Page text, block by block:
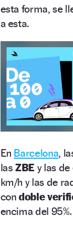
esta forma, se
a esta.
En Barcelona,
lasZBE y las de
km/h y las de
condoble
encima del 95%.